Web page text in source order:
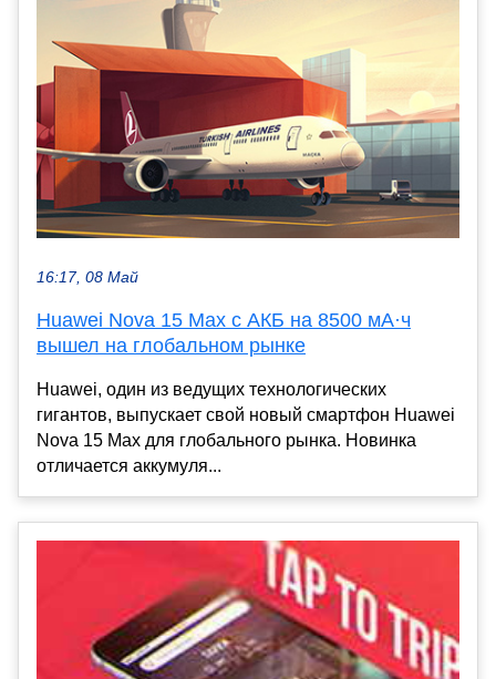
16:17, 08 Май
Huawei Nova 15 Max с АКБ на 8500 мА·ч
вышел на глобальном рынке
Huawei, один из ведущих технологических
гигантов, выпускает свой новый смартфон Huawei
Nova 15 Max для глобального рынка. Новинка
отличается аккумуля...